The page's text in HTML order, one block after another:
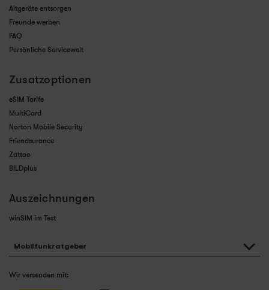
Altgeräte entsorgen
Freunde werben
FAQ
Persönliche Servicewelt
Zusatzoptionen
eSIM Tarife
MultiCard
Norton Mobile Security
Friendsurance
Zattoo
BILDplus
Auszeichnungen
winSIM im Test
Mobilfunkratgeber
Wir versenden mit: